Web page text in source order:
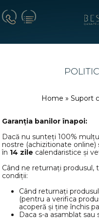
Home » Suport
Garanția banilor înapoi:
Dacă nu sunteți 100%
nostre (achizitionate
în 14 zile calendaristice și
Când ne returnați produsul,
condiții:
Când returnați
(pentru a verifica
acoperă și ține închis
Daca s-a asamblat sau